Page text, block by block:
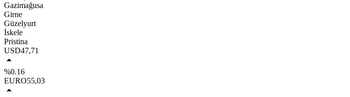
Gazimağusa
Girne
Güzelyurt
İskele
Pristina
USD47,71
%0.16
EURO55,03